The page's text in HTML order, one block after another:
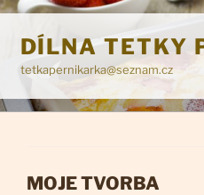
Přejít
obsahu
webu
DÍLNA TETKY
tetkapernikarka@seznam.cz
RUBRIKY
MOJE TVORBA